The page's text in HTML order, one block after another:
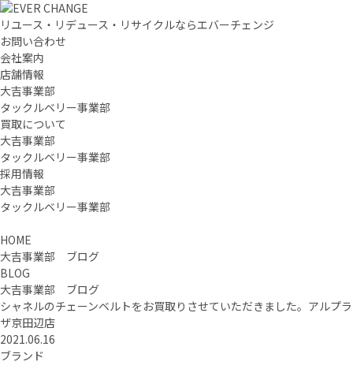
リユース・リデュース・リサイクルならエバーチェンジ
お問い合わせ
会社案内
店舗情報
大吉事業部
タックルベリー事業部
買取について
大吉事業部
タックルベリー事業部
採用情報
大吉事業部
タックルベリー事業部
HOME
大吉事業部 ブログ
BLOG
大吉事業部 ブログ
シャネルのチェーンベルトをお買取りさせていただきました。アルプラ
ザ京田辺店
2021.06.16
ブランド